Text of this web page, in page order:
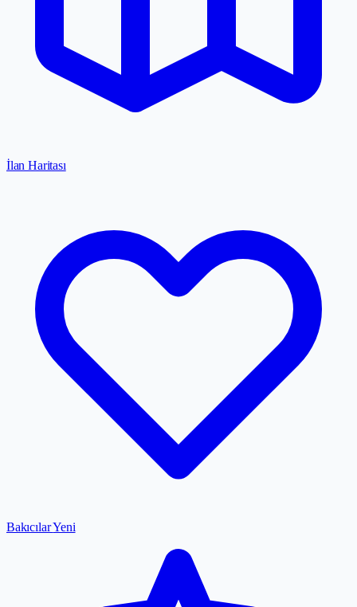
İlan Haritası
BakıcılarYeni